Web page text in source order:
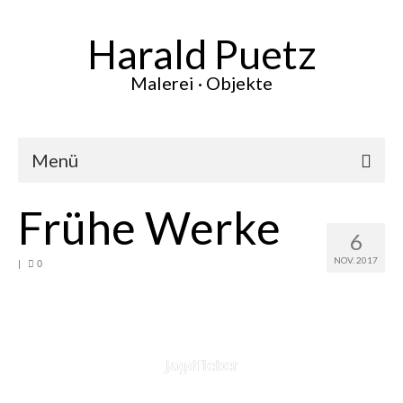
Harald Puetz
Malerei · Objekte
Menü
Aktuelles
Werke 6
NOV. 2017
Frühe Werke
| 0
Jagdfieber